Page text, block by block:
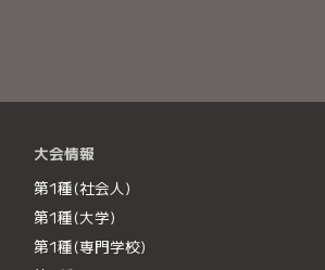
大会情報
第1種(社会人)
第1種(大学)
第1種(専門学校)